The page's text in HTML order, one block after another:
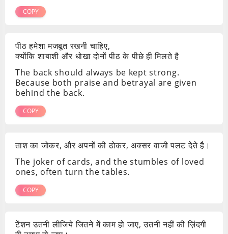
COPY
पीठ हमेशा मजबूत रखनी चाहिए,
क्योंकि शाबाशी और धोखा दोनों पीठ के पीछे ही मिलते है
The back should always be kept strong.
Because both praise and betrayal are given
behind the back.
COPY
ताश का जोकर, और अपनों की ठोकर, अक्सर वाजी पलट देते है।
The joker of cards, and the stumbles of loved
ones, often turn the tables.
COPY
टेंशन उतनी लीजिये जितने में काम हो जाए, उतनी नहीं की ज़िंदगी